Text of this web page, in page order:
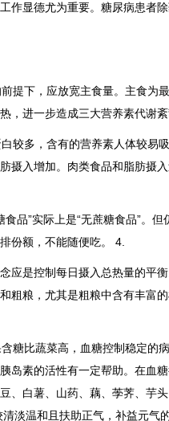
作显德尤为重要。糖尿病患者
提下，应放宽主食量。主食为
，进一步造成三大营养素代谢紊
较多，含有的营养素人体较易
摄入增加。肉类食品和脂肪摄
品”实际上是“无蔗糖食品”。
份额，不能随便吃。 4.
应是控制每日摄入总热量的平
粗粮，尤其是粗粮中含有丰富
糖比蔬菜高，血糖控制稳定的
岛素的活性有一定帮助。在血
、白薯、山药、藕、荸荠、芋
淡温和且扶助正气，补益元气